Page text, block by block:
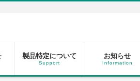
製品特定について
Support
お知らせ
Information